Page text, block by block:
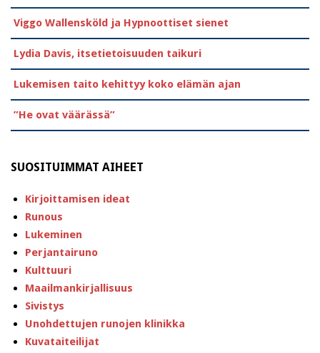
Viggo Wallensköld ja Hypnoottiset sienet
Lydia Davis, itsetietoisuuden taikuri
Lukemisen taito kehittyy koko elämän ajan
”He ovat väärässä”
SUOSITUIMMAT AIHEET
Kirjoittamisen ideat
Runous
Lukeminen
Perjantairuno
Kulttuuri
Maailmankirjallisuus
Sivistys
Unohdettujen runojen klinikka
Kuvataiteilijat